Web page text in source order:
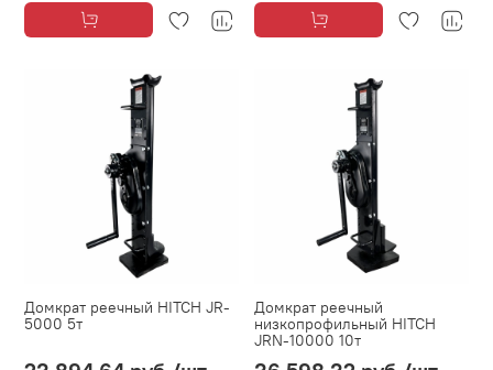
Домкрат реечный HITCH JR-
5000 5т
Домкрат реечный
низкопрофильный HITCH
JRN-10000 10т